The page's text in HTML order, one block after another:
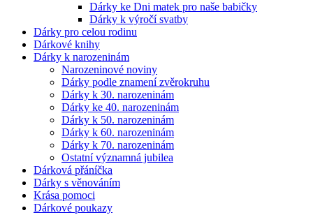
Dárky ke Dni matek pro naše babičky
Dárky k výročí svatby
Dárky pro celou rodinu
Dárkové knihy
Dárky k narozeninám
Narozeninové noviny
Dárky podle znamení zvěrokruhu
Dárky k 30. narozeninám
Dárky ke 40. narozeninám
Dárky k 50. narozeninám
Dárky k 60. narozeninám
Dárky k 70. narozeninám
Ostatní významná jubilea
Dárková přáníčka
Dárky s věnováním
Krása pomoci
Dárkové poukazy